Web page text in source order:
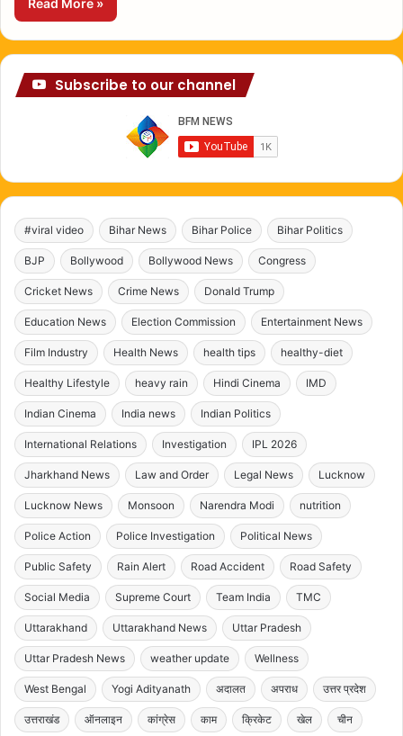
Read More »
Subscribe to our channel
#viral video Bihar News Bihar Police Bihar Politics
BJP Bollywood Bollywood News Congress
Cricket News Crime News Donald Trump
Education News Election Commission Entertainment News
Film Industry Health News health tips healthy-diet
Healthy Lifestyle heavy rain Hindi Cinema IMD
Indian Cinema India news Indian Politics
International Relations Investigation IPL 2026
Jharkhand News Law and Order Legal News Lucknow
Lucknow News Monsoon Narendra Modi nutrition
Police Action Police Investigation Political News
Public Safety Rain Alert Road Accident Road Safety
Social Media Supreme Court Team India TMC
Uttarakhand Uttarakhand News Uttar Pradesh
Uttar Pradesh News weather update Wellness
West Bengal Yogi Adityanath अदालत अपराध उत्तर प्रदेश
उत्तराखंड ऑनलाइन कांग्रेस काम क्रिकेट खेल चीन